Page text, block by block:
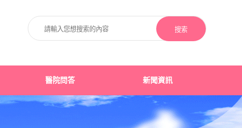
搜索
醫院問答 新聞資訊